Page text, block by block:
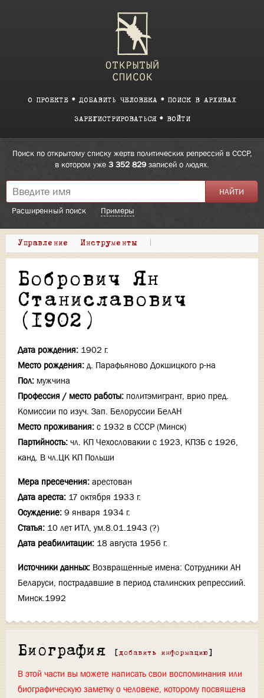
О ПРОЕКТЕ ДОБАВИТЬ ЧЕЛОВЕКА ПОИСК В АРХИВАХ
ЗАРЕГИСТРИРОВАТЬСЯ ВОЙТИ
Поиск по открытому списку жертв политических репрессий в СССР,
в котором уже 3 352 829 записей о людях.
Расширенный поиск Примеры
Управление Инструменты |
Бобрович Ян
Станиславович
(1902)
Дата рождения: 1902 г.
Место рождения: д. Парафьяново Докшицкого р-на
Пол: мужчина
Профессия / место работы: политэмигрант, врио пред.
Комиссии по изуч. Зап. Белоруссии БелАН
Место проживания: с 1932 в СССР (Минск)
Партийность: чл. КП Чехословакии с 1923, КПЗБ с 1926,
канд. В чл.ЦК КП Польши
Мера пресечения: арестован
Дата ареста: 17 октября 1933 г.
Осуждение: 9 января 1934 г.
Статья: 10 лет ИТЛ, ум.8.01.1943 (?)
Дата реабилитации: 18 августа 1956 г.
Источники данных: Возвращенные имена: Сотрудники АН
Беларуси, пострадавшие в период сталинских репрессиий.
Минск.1992
Биография [ добавить информацию ]
В этой части вы можете написать свои воспоминания или
биографическую заметку о человеке, которому посвящена